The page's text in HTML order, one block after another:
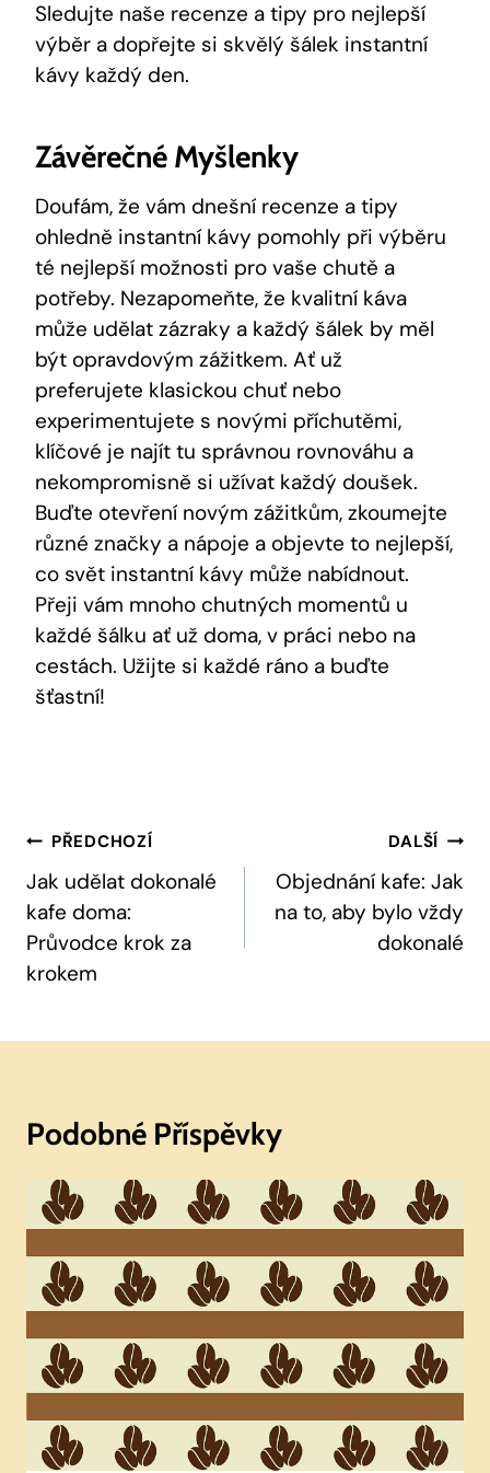
Sledujte naše recenze a tipy pro nejlepší
výběr a dopřejte si skvělý šálek instantní
kávy každý den.
Závěrečné Myšlenky
Doufám, že vám dnešní recenze a tipy
ohledně instantní kávy pomohly při výběru
té nejlepší možnosti pro vaše chutě a
potřeby. Nezapomeňte, že kvalitní káva
může udělat zázraky a každý šálek by měl
být opravdovým zážitkem. Ať už
preferujete klasickou chuť nebo
experimentujete s novými příchutěmi,
klíčové je najít tu správnou rovnováhu a
nekompromisně si užívat každý doušek.
Buďte otevření novým zážitkům, zkoumejte
různé značky a nápoje a objevte to nejlepší,
co svět instantní kávy může nabídnout.
Přeji vám mnoho chutných momentů u
každé šálku ať už doma, v práci nebo na
cestách. Užijte si každé ráno a buďte
šťastní!
Navigace
Pro
Příspěvek
PŘEDCHOZÍ
Jak udělat dokonalé
kafe doma:
Průvodce krok za
krokem
DALŠÍ
Objednání kafe: Jak
na to, aby bylo vždy
dokonalé
Podobné Příspěvky